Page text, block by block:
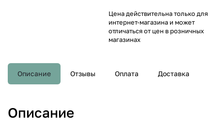
Цена действительна только для
интернет-магазина и может
отличаться от цен в розничных
магазинах
Описание Отзывы Оплата Доставка
Описание